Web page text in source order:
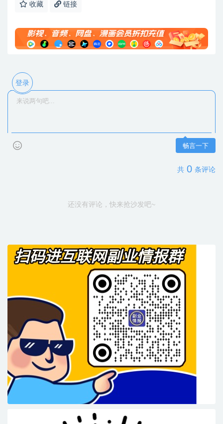
收藏 链接
登录
畅言一下
共 0 条评论
还没有评论，快来抢沙发吧~